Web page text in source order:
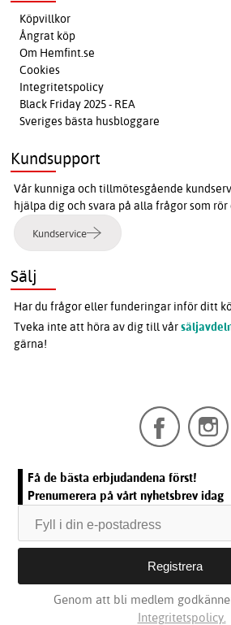
Köpvillkor
Ångrat köp
Om Hemfint.se
Cookies
Integritetspolicy
Black Friday 2025 - REA
Sveriges bästa husbloggare
Kundsupport
Vår kunniga och tillmötesgående
hjälpa dig och svara på alla frågor som
Kundservice
Sälj
Har du frågor eller funderingar inför ditt
Tveka inte att höra av dig till vår
gärna!
Få de bästa erbjudandena först!
Prenumerera på vårt nyhetsbrev idag
Genom att bli medlem
Integritetspolicy.